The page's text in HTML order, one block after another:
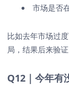
市场是否
比如去年市场过
局，结果后来验证
Q12｜今年有